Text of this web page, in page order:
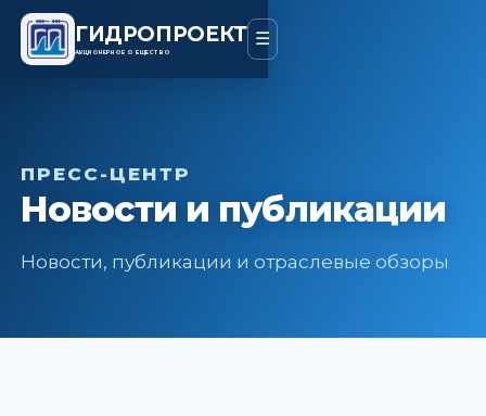
ГИДРОПРОЕКТ
АКЦИОНЕРНОЕ ОБЩЕСТВО
☰
ПРЕСС-ЦЕНТР
Новости и публикации
Новости, публикации и отраслевые обзоры